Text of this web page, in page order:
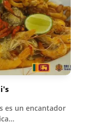
es un encantador